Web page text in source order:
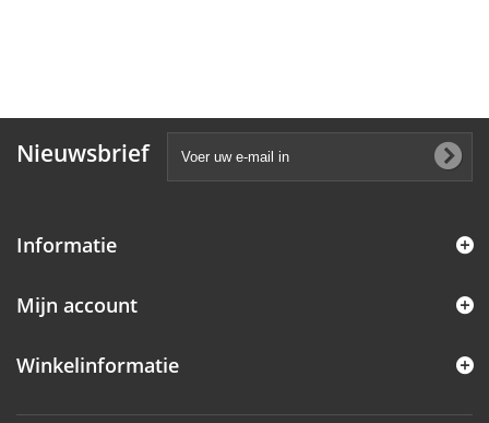
Nieuwsbrief
Informatie
Mijn account
Winkelinformatie